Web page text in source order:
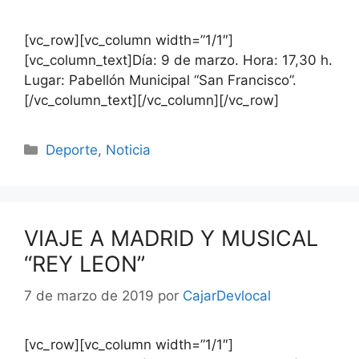
[vc_row][vc_column width=”1/1″]
[vc_column_text]Día: 9 de marzo. Hora: 17,30 h.
Lugar: Pabellón Municipal “San Francisco”.
[/vc_column_text][/vc_column][/vc_row]
Deporte, Noticia
VIAJE A MADRID Y MUSICAL
“REY LEON”
7 de marzo de 2019 por CajarDevlocal
[vc_row][vc_column width=”1/1″]